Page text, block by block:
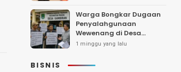
Warga Bongkar Dugaan
Penyalahgunaan
Wewenang di Desa
Gambiran, Isu Narkoba
1 minggu yang lalu
BISNIS